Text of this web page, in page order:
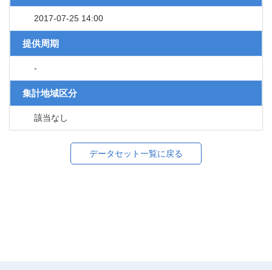
2017-07-25 14:00
提供周期
-
集計地域区分
該当なし
データセット一覧に戻る